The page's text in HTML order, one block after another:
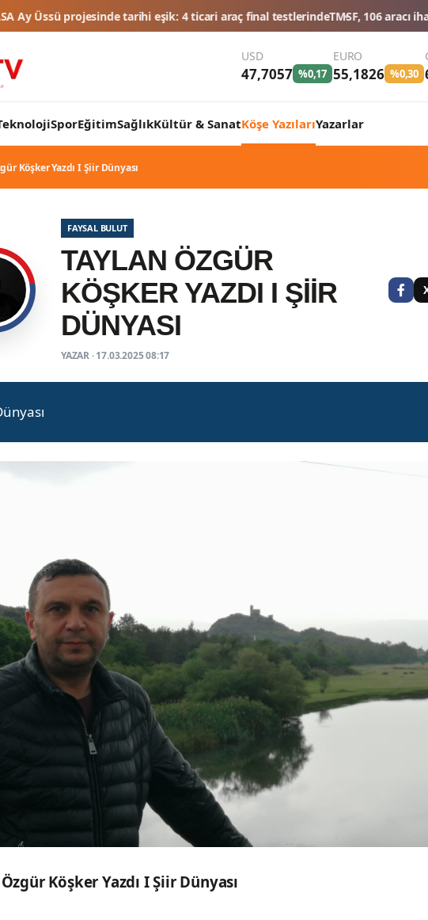
tarihi eşik: 4 ticari araç final testlerindeTMSF, 106 aracı ihaleyle satışa sunacak
USD
47,7057 %0,17
EURO
55,1826 %0,30
SporEğitimSağlıkKültür & SanatKöşe YazılarıYazarlar
Köşker Yazdı I Şiir Dünyası
FAYSAL BULUT
TAYLAN ÖZGÜR
KÖŞKER YAZDI I ŞIIR
DÜNYASI
YAZAR · 17.03.2025 08:17
Köşker Yazdı I Şiir Dünyası